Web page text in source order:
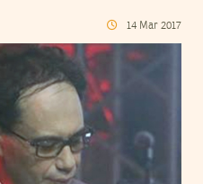
14 Mar 2017